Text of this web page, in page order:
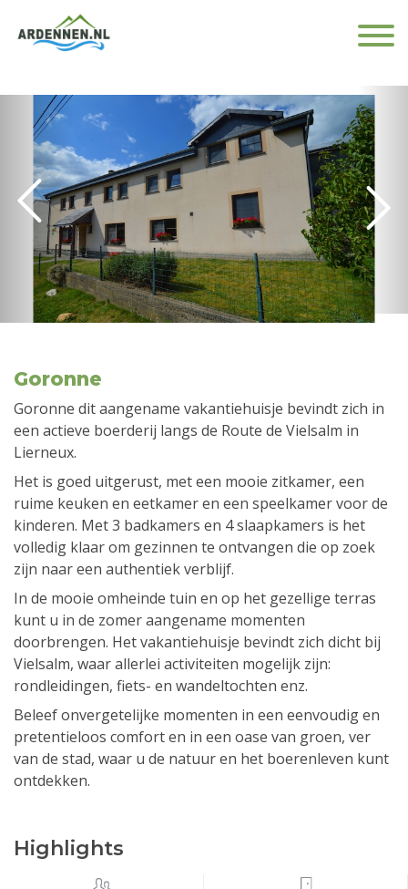
Goronne
Goronne dit aangename vakantiehuisje bevindt zich in
een actieve boerderij langs de Route de Vielsalm in
Lierneux.
Het is goed uitgerust, met een mooie zitkamer, een
ruime keuken en eetkamer en een speelkamer voor de
kinderen. Met 3 badkamers en 4 slaapkamers is het
volledig klaar om gezinnen te ontvangen die op zoek
zijn naar een authentiek verblijf.
In de mooie omheinde tuin en op het gezellige terras
kunt u in de zomer aangename momenten
doorbrengen. Het vakantiehuisje bevindt zich dicht bij
Vielsalm, waar allerlei activiteiten mogelijk zijn:
rondleidingen, fiets- en wandeltochten enz.
Beleef onvergetelijke momenten in een eenvoudig en
pretentieloos comfort en in een oase van groen, ver
van de stad, waar u de natuur en het boerenleven kunt
ontdekken.
Highlights